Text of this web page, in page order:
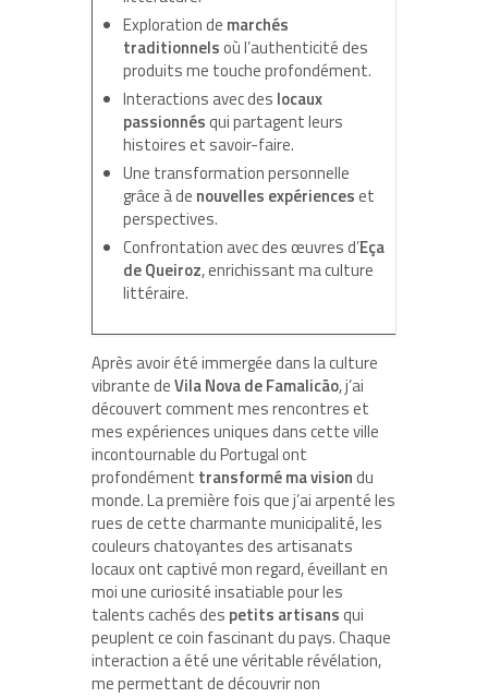
Exploration de marchés
traditionnelsoù l’authenticité des
produits me touche profondément.
Interactions avec des locaux
passionnésqui partagent leurs
histoires et savoir-faire.
Une transformation personnelle
grâce à de nouvelles expérienceset
perspectives.
Confrontation avec des œuvres d’Eça
de Queiroz, enrichissant ma culture
littéraire.
Après avoir été immergée dans la culture
vibrante deVila Nova de Famalicão, j’ai
découvert comment mes rencontres et
mes expériences uniques dans cette ville
incontournable du Portugal ont
profondément transformé ma visiondu
monde. La première fois que j’ai arpenté les
rues de cette charmante municipalité, les
couleurs chatoyantes des artisanats
locaux ont captivé mon regard, éveillant en
moi une curiosité insatiable pour les
talents cachés des petits artisansqui
peuplent ce coin fascinant du pays. Chaque
interaction a été une véritable révélation,
me permettant de découvrir non